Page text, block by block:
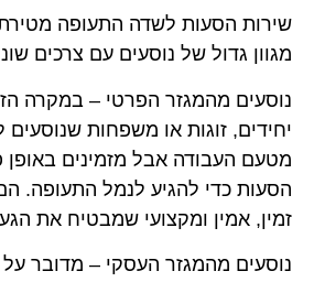
שירות הסעות לשדה התעופה
מגוון גדול של נוסעים עם צרכים
נוסעים מהמגזר הפרטי – במקרה
יחידים, זוגות או משפחות
מטעם העבודה אבל מזמינים באופן
הסעות כדי להגיע לנמל התעופה.
זמין, אמין ומקצועי שמבטיח את
נוסעים מהמגזר העסקי – מדובר